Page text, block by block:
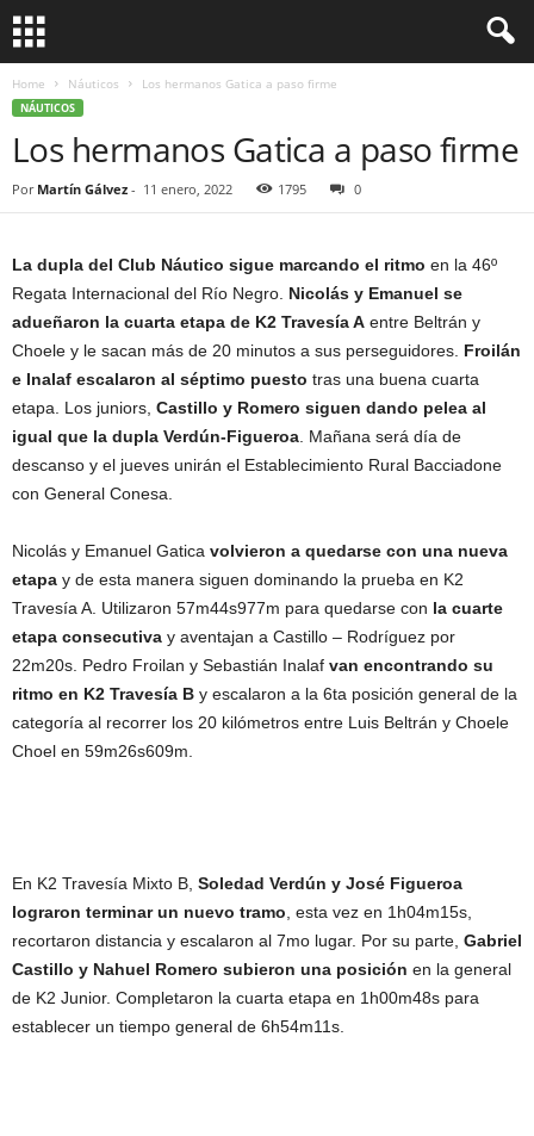
Home Náuticos Los hermanos Gatica a paso firme
NÁUTICOS
Los hermanos Gatica a paso firme
Por Martín Gálvez - 11 enero, 2022 1795 0
La dupla del Club Náutico sigue marcando el ritmo en la 46º
Regata Internacional del Río Negro. Nicolás y Emanuel se
adueñaron la cuarta etapa de K2 Travesía A entre Beltrán y
Choele y le sacan más de 20 minutos a sus perseguidores. Froilán
e Inalaf escalaron al séptimo puesto tras una buena cuarta
etapa. Los juniors, Castillo y Romero siguen dando pelea al
igual que la dupla Verdún-Figueroa . Mañana será día de
descanso y el jueves unirán el Establecimiento Rural Bacciadone
con General Conesa.
Nicolás y Emanuel Gatica volvieron a quedarse con una nueva
etapa y de esta manera siguen dominando la prueba en K2
Travesía A. Utilizaron 57m44s977m para quedarse con la cuarte
etapa consecutiva y aventajan a Castillo – Rodríguez por
22m20s. Pedro Froilan y Sebastián Inalaf van encontrando su
ritmo en K2 Travesía B y escalaron a la 6ta posición general de la
categoría al recorrer los 20 kilómetros entre Luis Beltrán y Choele
Choel en 59m26s609m.
En K2 Travesía Mixto B, Soledad Verdún y José Figueroa
lograron terminar un nuevo tramo , esta vez en 1h04m15s,
recortaron distancia y escalaron al 7mo lugar. Por su parte, Gabriel
Castillo y Nahuel Romero subieron una posición en la general
de K2 Junior. Completaron la cuarta etapa en 1h00m48s para
establecer un tiempo general de 6h54m11s.